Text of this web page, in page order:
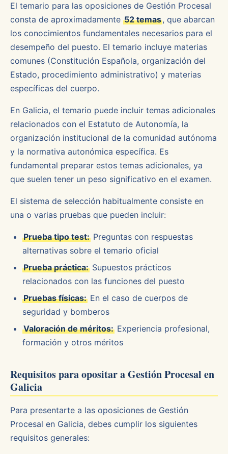
El temario para las oposiciones de Gestión Procesal
consta de aproximadamente 52 temas, que abarcan
los conocimientos fundamentales necesarios para el
desempeño del puesto. El temario incluye materias
comunes (Constitución Española, organización del
Estado, procedimiento administrativo) y materias
específicas del cuerpo.
En Galicia, el temario puede incluir temas adicionales
relacionados con el Estatuto de Autonomía, la
organización institucional de la comunidad autónoma
y la normativa autonómica específica. Es
fundamental preparar estos temas adicionales, ya
que suelen tener un peso significativo en el examen.
El sistema de selección habitualmente consiste en
una o varias pruebas que pueden incluir:
Prueba tipo test: Preguntas con respuestas
alternativas sobre el temario oficial
Prueba práctica: Supuestos prácticos
relacionados con las funciones del puesto
Pruebas físicas: En el caso de cuerpos de
seguridad y bomberos
Valoración de méritos: Experiencia profesional,
formación y otros méritos
Requisitos para opositar a Gestión Procesal en
Galicia
Para presentarte a las oposiciones de Gestión
Procesal en Galicia, debes cumplir los siguientes
requisitos generales: